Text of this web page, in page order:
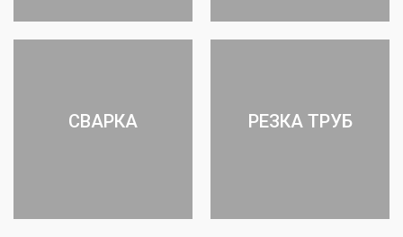
СВАРКА РЕЗКА ТРУБ